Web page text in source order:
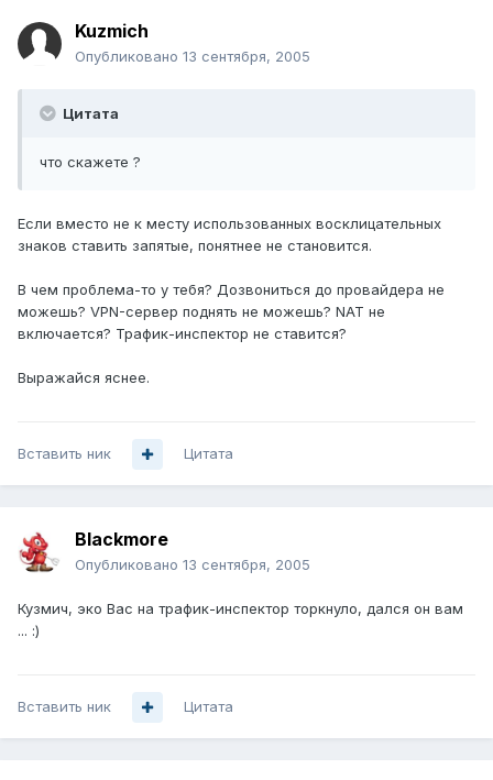
Kuzmich
Опубликовано 13 сентября, 2005
Цитата
что скажете ?
Если вместо не к месту использованных восклицательных
знаков ставить запятые, понятнее не становится.
В чем проблема-то у тебя? Дозвониться до провайдера не
можешь? VPN-сервер поднять не можешь? NAT не
включается? Трафик-инспектор не ставится?
Выражайся яснее.
Вставить ник Цитата
Blackmore
Опубликовано 13 сентября, 2005
Кузмич, эко Вас на трафик-инспектор торкнуло, дался он вам
... :)
Вставить ник Цитата